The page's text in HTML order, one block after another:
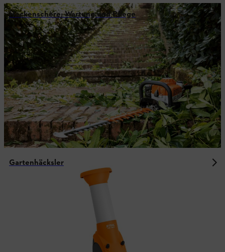
Heckenschere: Wartung und Pflege
Gartenhäcksler
Mit Häckselgut Nachhaltigkeit schaffen
Arbeitsschritte und Geld einsparen, sondern Ihrem Garten auch
etwas Gutes tun. Verarbeiten Sie das Häckselgut weiter und nutzen
Sie es als wertvollen Kompost, Mulch oder Dünger, um den
natürlichen Kreislauf Ihrer heimischen Oase zu schließen.